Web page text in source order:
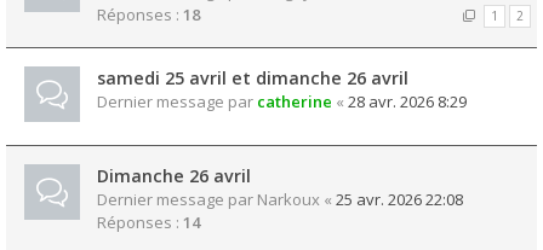
Réponses : 18 1 2
samedi 25 avril et dimanche 26 avril
Dernier message par catherine « 28 avr. 2026 8:29
Dimanche 26 avril
Dernier message par Narkoux « 25 avr. 2026 22:08
Réponses : 14